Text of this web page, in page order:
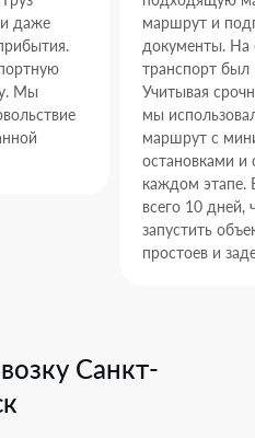
даже
Мы
маршрут и
документы. На
транспорт был
Учитывая
мы
маршрут с
остановками и
каждом этапе.
всего 10 дней,
запустить
простоев и
Санкт-